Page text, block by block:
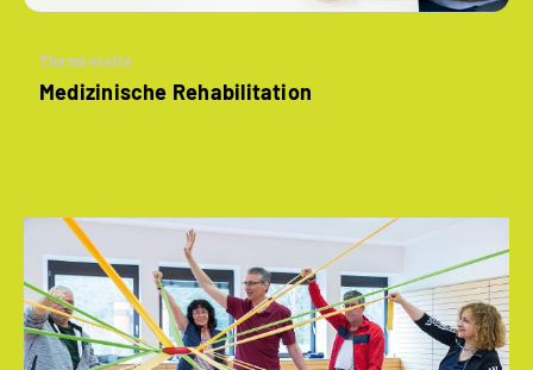
Themenseite
Medizinische Rehabilitation